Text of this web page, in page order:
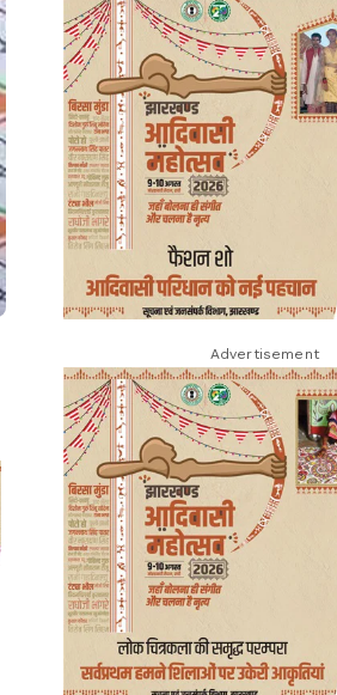
Advertisement